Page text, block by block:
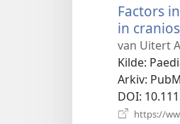
Factors
in
van Uitert
Kilde‎:
Arkiv‎:
DOI‎:
https://